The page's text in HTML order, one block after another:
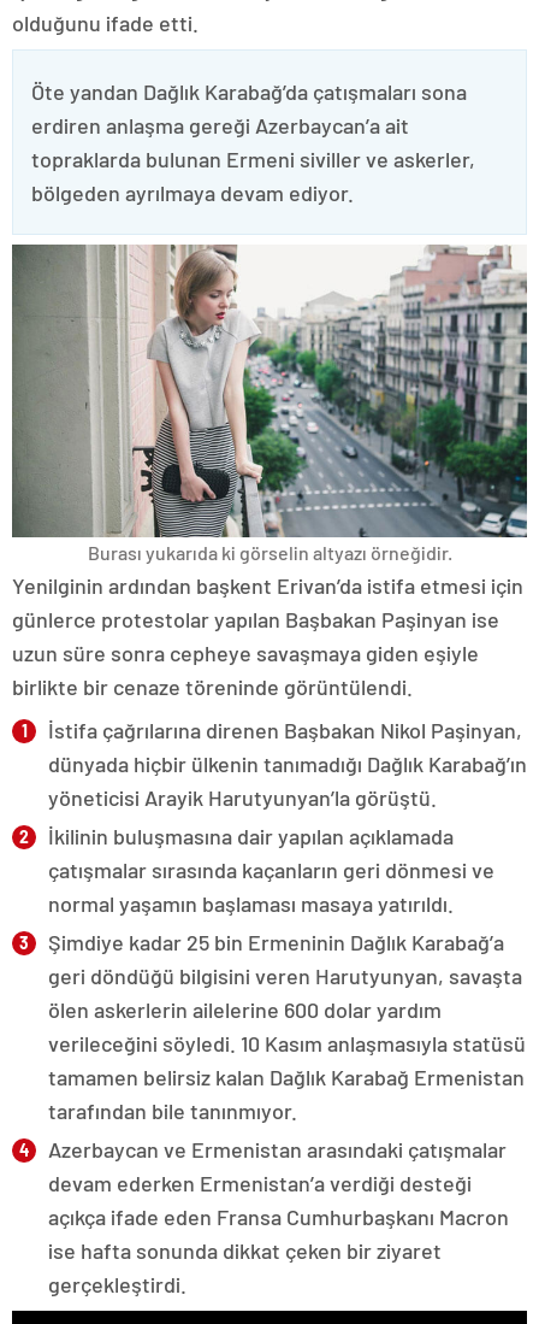
olduğunu ifade etti.
Öte yandan Dağlık Karabağ’da çatışmaları sona
erdiren anlaşma gereği Azerbaycan’a ait
topraklarda bulunan Ermeni siviller ve askerler,
bölgeden ayrılmaya devam ediyor.
Burası yukarıda ki görselin altyazı örneğidir.
Yenilginin ardından başkent Erivan’da istifa etmesi için
günlerce protestolar yapılan Başbakan Paşinyan ise
uzun süre sonra cepheye savaşmaya giden eşiyle
birlikte bir cenaze töreninde görüntülendi.
İstifa çağrılarına direnen Başbakan Nikol Paşinyan,
dünyada hiçbir ülkenin tanımadığı Dağlık Karabağ’ın
yöneticisi Arayik Harutyunyan’la görüştü.
İkilinin buluşmasına dair yapılan açıklamada
çatışmalar sırasında kaçanların geri dönmesi ve
normal yaşamın başlaması masaya yatırıldı.
Şimdiye kadar 25 bin Ermeninin Dağlık Karabağ’a
geri döndüğü bilgisini veren Harutyunyan, savaşta
ölen askerlerin ailelerine 600 dolar yardım
verileceğini söyledi. 10 Kasım anlaşmasıyla statüsü
tamamen belirsiz kalan Dağlık Karabağ Ermenistan
tarafından bile tanınmıyor.
Azerbaycan ve Ermenistan arasındaki çatışmalar
devam ederken Ermenistan’a verdiği desteği
açıkça ifade eden Fransa Cumhurbaşkanı Macron
ise hafta sonunda dikkat çeken bir ziyaret
gerçekleştirdi.